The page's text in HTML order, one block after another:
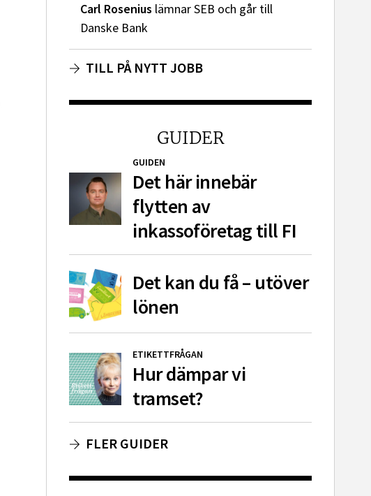
Carl Rosenius lämnar SEB och går till
Danske Bank
TILL PÅ NYTT JOBB
GUIDER
GUIDEN
Det här innebär
flytten av
inkassoföretag till FI
Det kan du få – utöver
lönen
ETIKETTFRÅGAN
Hur dämpar vi
tramset?
FLER GUIDER